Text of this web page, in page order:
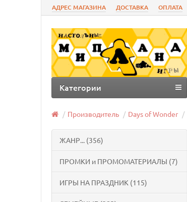
АДРЕС МАГАЗИНА ДОСТАВКА ОПЛАТА
Категории
Производитель Days of Wonder
ЖАНР... (356)
ПРОМКИ и ПРОМОМАТЕРИАЛЫ (7)
ИГРЫ НА ПРАЗДНИК (115)